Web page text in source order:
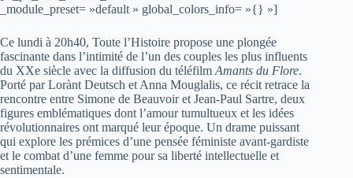
_module_preset= »default » global_colors_info= »{} »]
Ce lundi à 20h40, Toute l’Histoire propose une plongée
fascinante dans l’intimité de l’un des couples les plus influents
du XXe siècle avec la diffusion du téléfilm Amants du Flore.
Porté par Lorànt Deutsch et Anna Mouglalis, ce récit retrace la
rencontre entre Simone de Beauvoir et Jean-Paul Sartre, deux
figures emblématiques dont l’amour tumultueux et les idées
révolutionnaires ont marqué leur époque. Un drame puissant
qui explore les prémices d’une pensée féministe avant-gardiste
et le combat d’une femme pour sa liberté intellectuelle et
sentimentale.